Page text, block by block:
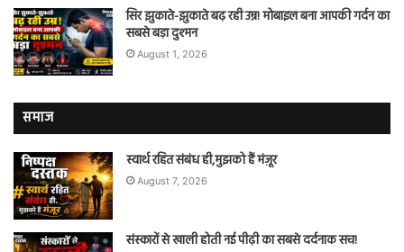
सिर झुकाते-झुकाते बढ़ रही उम्र! मोबाइल बना आपकी गर्दन का
सबसे बड़ा दुश्मन
August 1, 2026
समाज
स्वार्थ रहित संबंध ही,मुझको हैं मंज़ूर
August 7, 2026
संस्कारों से खाली होती नई पीढ़ी का सबसे दर्दनाक सच!